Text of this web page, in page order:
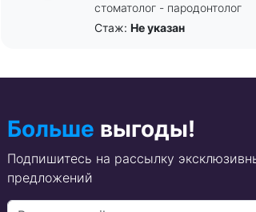
стоматолог - пародонтолог
Стаж: Не указан
Больше выгоды!
Подпишитесь на рассылку
предложений